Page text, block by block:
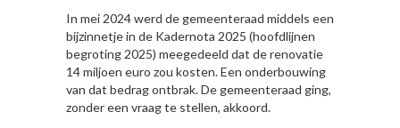
In mei 2024 werd de gemeenteraad middels een
bijzinnetje in de Kadernota 2025 (hoofdlijnen
begroting 2025) meegedeeld dat de renovatie
14 miljoen euro zou kosten. Een onderbouwing
van dat bedrag ontbrak. De gemeenteraad ging,
zonder een vraag te stellen, akkoord.